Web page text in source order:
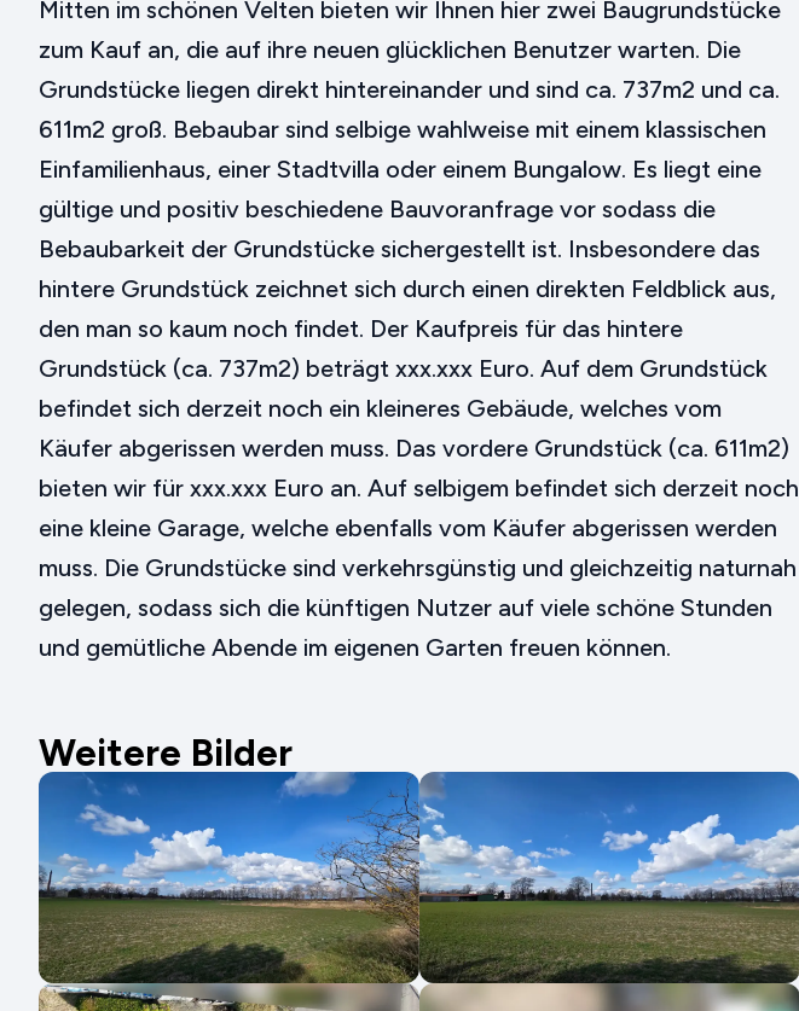
Mitten im schönen Velten bieten wir Ihnen hier zwei Baugrundstücke
zum Kauf an, die auf ihre neuen glücklichen Benutzer warten. Die
Grundstücke liegen direkt hintereinander und sind ca. 737m2 und ca.
611m2 groß. Bebaubar sind selbige wahlweise mit einem klassischen
Einfamilienhaus, einer Stadtvilla oder einem Bungalow. Es liegt eine
gültige und positiv beschiedene Bauvoranfrage vor sodass die
Bebaubarkeit der Grundstücke sichergestellt ist. Insbesondere das
hintere Grundstück zeichnet sich durch einen direkten Feldblick aus,
den man so kaum noch findet. Der Kaufpreis für das hintere
Grundstück (ca. 737m2) beträgt xxx.xxx Euro. Auf dem Grundstück
befindet sich derzeit noch ein kleineres Gebäude, welches vom
Käufer abgerissen werden muss. Das vordere Grundstück (ca. 611m2)
bieten wir für xxx.xxx Euro an. Auf selbigem befindet sich derzeit noch
eine kleine Garage, welche ebenfalls vom Käufer abgerissen werden
muss. Die Grundstücke sind verkehrsgünstig und gleichzeitig naturnah
gelegen, sodass sich die künftigen Nutzer auf viele schöne Stunden
und gemütliche Abende im eigenen Garten freuen können.
Weitere Bilder